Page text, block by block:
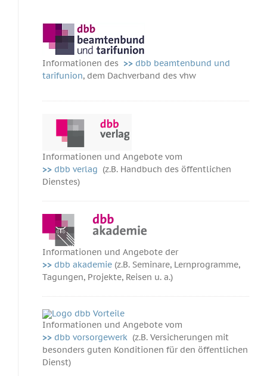
Informationen des >> dbb beamtenbund und
tarifunion, dem Dachverband des vhw
Informationen und Angebote vom
>> dbb verlag (z.B. Handbuch des öffentlichen
Dienstes)
Informationen und Angebote der
>> dbb akademie (z.B. Seminare, Lernprogramme,
Tagungen, Projekte, Reisen u. a.)
Informationen und Angebote vom
>> dbb vorsorgewerk (z.B. Versicherungen mit
besonders guten Konditionen für den öffentlichen
Dienst)